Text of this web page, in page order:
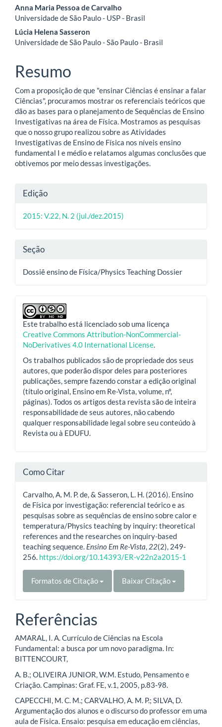
Conteúdo
do
artigo
principal
Anna Maria Pessoa de Carvalho
Universidade de São Paulo - USP - Brasil
Lúcia Helena Sasseron
Universidade de São Paulo - São Paulo - Brasil
Resumo
Com a proposição de que "ensinar Ciências é ensinar a falar
Ciências", procuramos mostrar os referenciais teóricos que
dão as bases para o planejamento de Sequências de Ensino
Investigativas na área de Física. Mostramos as pesquisas
que o nosso grupo realizou sobre as Atividades
Investigativas de Ensino de Física nos níveis ensino
fundamental I e médio e relatamos algumas conclusões que
obtivemos por meio dessas investigações.
Detalhes
do
Edição
2015: V.22, N. 2 (jul./dez.2015)
Seção
Dossiê ensino de Física/Physics Teaching Dossier
Este trabalho está licenciado sob uma licença
Creative Commons Attribution-NonCommercial-
NoDerivatives 4.0 International License
Os trabalhos publicados são de propriedade dos seus
autores, que poderão dispor deles para posteriores
publicações, sempre fazendo constar a edição original
(título original, Ensino em Re-Vista, volume, nº,
páginas). Todos os artigos desta revista são de inteira
responsabilidade de seus autores, não cabendo
qualquer responsabilidade legal sobre seu conteúdo à
Revista ou à EDUFU.
Como Citar
Carvalho, A. M. P. de, & Sasseron, L. H. (2016). Ensino
de Física por investigação: referencial teórico e as
pesquisas sobre as sequências de ensino sobre calor e
temperatura/Physics teaching by inquiry: theoretical
references and the researches on inquiry-based
teaching sequence. Ensino Em Re-Vista 22(2), 249-
256. https://doi.org/10.14393/ER-v22n2a2015-1
Formatos de Citação Baixar Citação
Referências
AMARAL, I. A. Currículo de Ciências na Escola
Fundamental: a busca por um novo paradigma. In:
BITTENCOURT,
A. B.; OLIVEIRA JUNIOR, W.M. Estudo, Pensamento e
Criação. Campinas: Graf. FE, v.1, 2005, p.83-98.
CAPECCHI, M. C. M.; CARVALHO, A. M. P.; SILVA, D.
Argumentação dos alunos e o discurso do professor em uma
aula de Física. Ensaio: pesquisa em educação em ciências,